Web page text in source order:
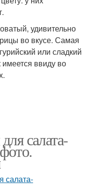
удивительно
во вкусе. Самая
или сладкий
ввиду во
салата-